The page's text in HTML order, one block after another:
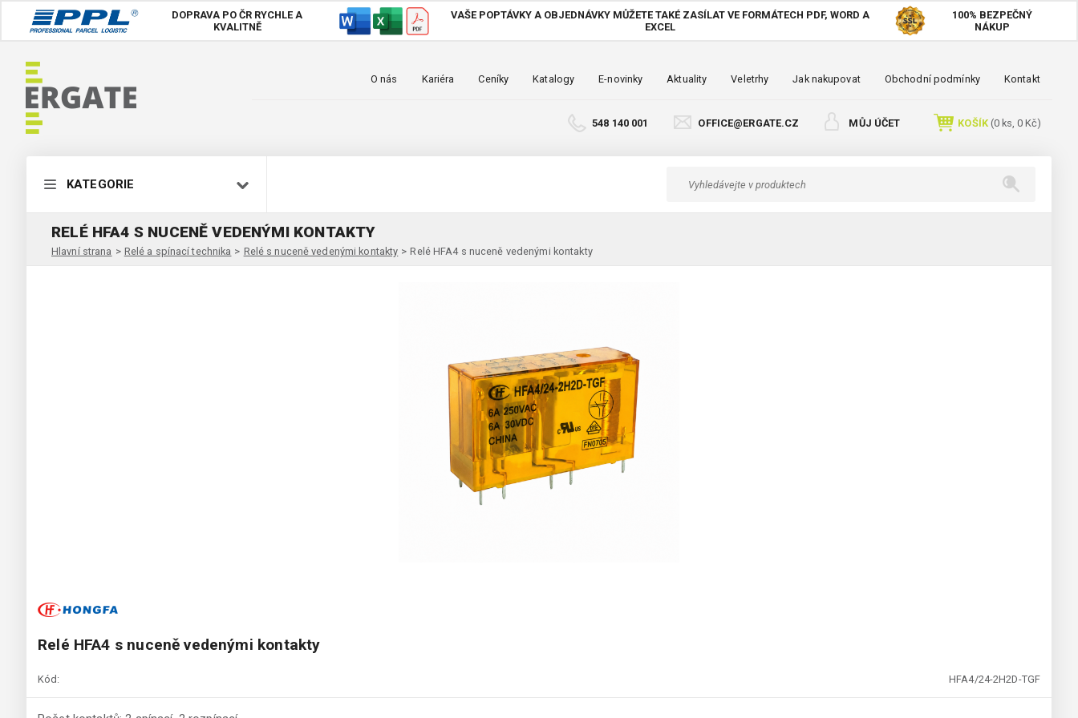
DOPRAVA PO ČR RYCHLE A
KVALITNĚ
VAŠE POPTÁVKY A OBJEDNÁVKY MŮŽETE TAKÉ ZASÍLAT VE FORMÁTECH PDF, WORD A
EXCEL
100% BEZPEČNÝ
NÁKUP
O nás Kariéra Ceníky Katalogy E-novinky Aktuality Veletrhy Jak nakupovat Obchodní podmínky Kontakt
548 140 001 OFFICE@ERGATE.CZ MŮJ ÚČET KOŠÍK(0ks, 0 Kč)
KATEGORIE
RELÉ HFA4 S NUCENĚ VEDENÝMI KONTAKTY
Hlavní strana > Relé a spínací technika > Relé s nuceně vedenými kontakty > Relé HFA4 s nuceně vedenými kontakty
Relé HFA4 s nuceně vedenými kontakty
Kód: HFA4/24-2H2D-TGF